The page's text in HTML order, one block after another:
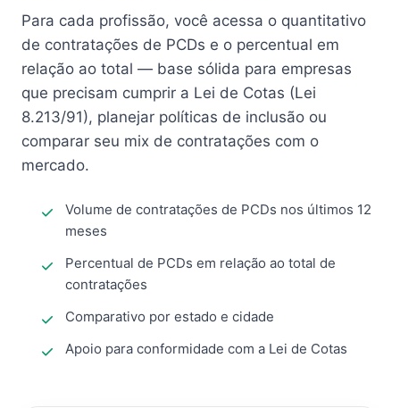
Para cada profissão, você acessa o quantitativo
de contratações de PCDs e o percentual em
relação ao total — base sólida para empresas
que precisam cumprir a Lei de Cotas (Lei
8.213/91), planejar políticas de inclusão ou
comparar seu mix de contratações com o
mercado.
Volume de contratações de PCDs nos últimos 12
meses
Percentual de PCDs em relação ao total de
contratações
Comparativo por estado e cidade
Apoio para conformidade com a Lei de Cotas